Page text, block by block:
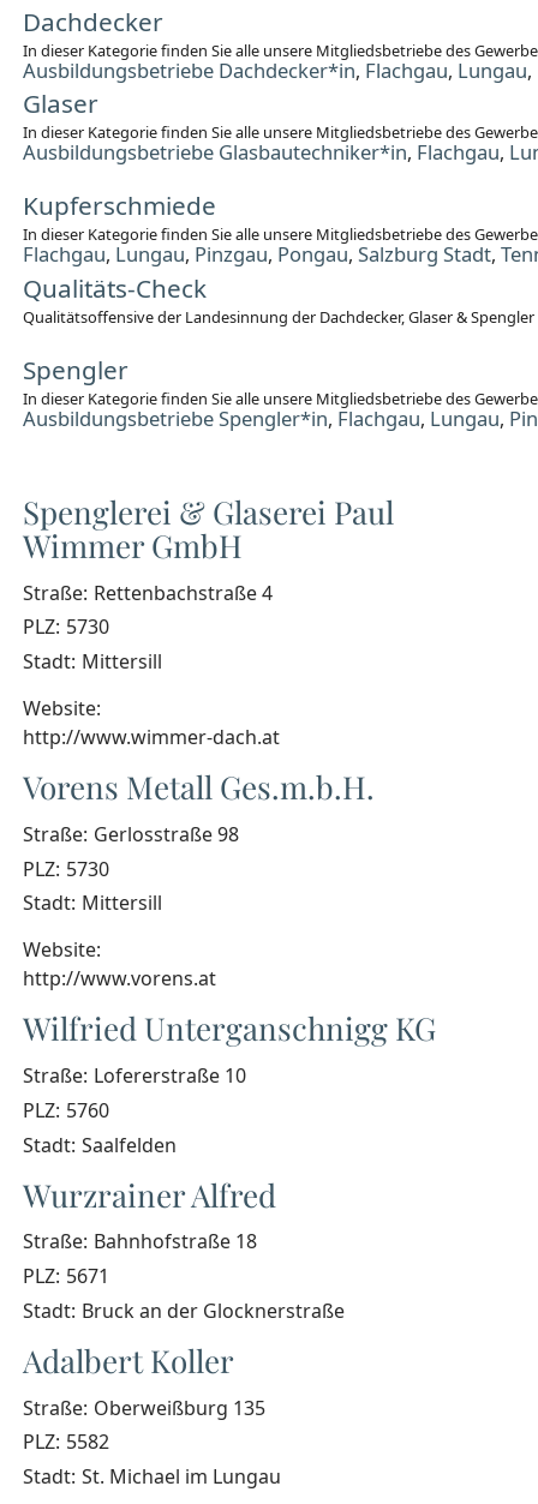
Dachdecker
In dieser Kategorie finden Sie alle unsere Mitgliedsbetriebe des
Ausbildungsbetriebe Dachdecker*in, Flachgau, Lungau,
Glaser
In dieser Kategorie finden Sie alle unsere Mitgliedsbetriebe des
Ausbildungsbetriebe Glasbautechniker*in, Flachgau,
Kupferschmiede
In dieser Kategorie finden Sie alle unsere Mitgliedsbetriebe des
Flachgau, Lungau, Pinzgau, Pongau, Salzburg Stadt,
Qualitäts-Check
Qualitätsoffensive der Landesinnung der Dachdecker, Glaser & Spengler
Spengler
In dieser Kategorie finden Sie alle unsere Mitgliedsbetriebe des
Ausbildungsbetriebe Spengler*in, Flachgau, Lungau,
Spenglerei & Glaserei Paul
Wimmer GmbH
Straße: Rettenbachstraße 4
PLZ: 5730
Stadt: Mittersill
Website:
http://www.wimmer-dach.at
Vorens Metall Ges.m.b.H.
Straße: Gerlosstraße 98
PLZ: 5730
Stadt: Mittersill
Website:
http://www.vorens.at
Wilfried Unterganschnigg KG
Straße: Lofererstraße 10
PLZ: 5760
Stadt: Saalfelden
Wurzrainer Alfred
Straße: Bahnhofstraße 18
PLZ: 5671
Stadt: Bruck an der Glocknerstraße
Adalbert Koller
Straße: Oberweißburg 135
PLZ: 5582
Stadt: St. Michael im Lungau